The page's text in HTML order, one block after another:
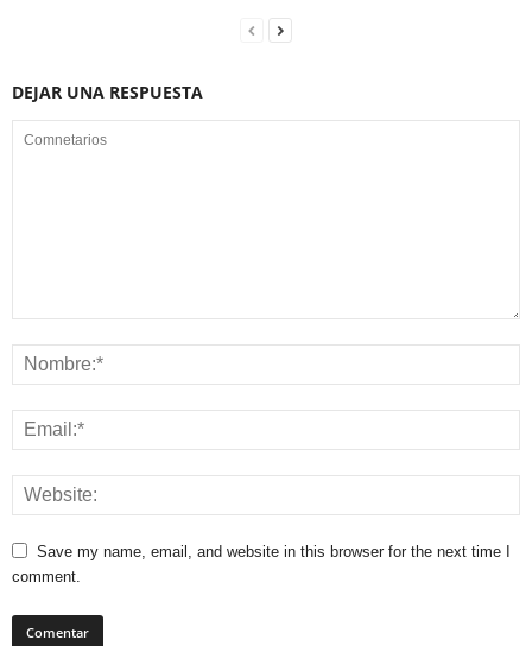
DEJAR UNA RESPUESTA
Save my name, email, and website in this browser for the next time I
comment.